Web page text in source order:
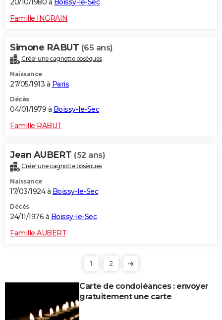
20/10/1980 à Boissy-le-Sec
Famille INGRAIN
Simone RABUT (65 ans)
Créer une cagnotte obsèques
Naissance
27/05/1913 à Paris
Décès
04/01/1979 à Boissy-le-Sec
Famille RABUT
Jean AUBERT (52 ans)
Créer une cagnotte obsèques
Naissance
17/03/1924 à Boissy-le-Sec
Décès
24/11/1976 à Boissy-le-Sec
Famille AUBERT
1 2
Carte de condoléances : envoyer
gratuitement une carte